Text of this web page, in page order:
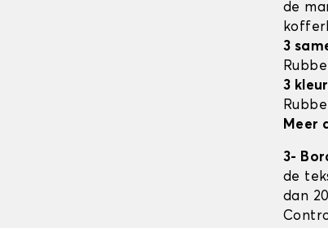
de
3
3
Meer
3-
de
dan